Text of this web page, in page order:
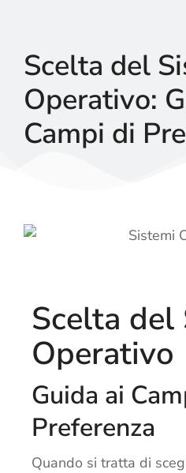
Scelta del
Operativo:
Campi di
Scelta del
Operativo
Guida ai
Preferenza
Quando si tratta di